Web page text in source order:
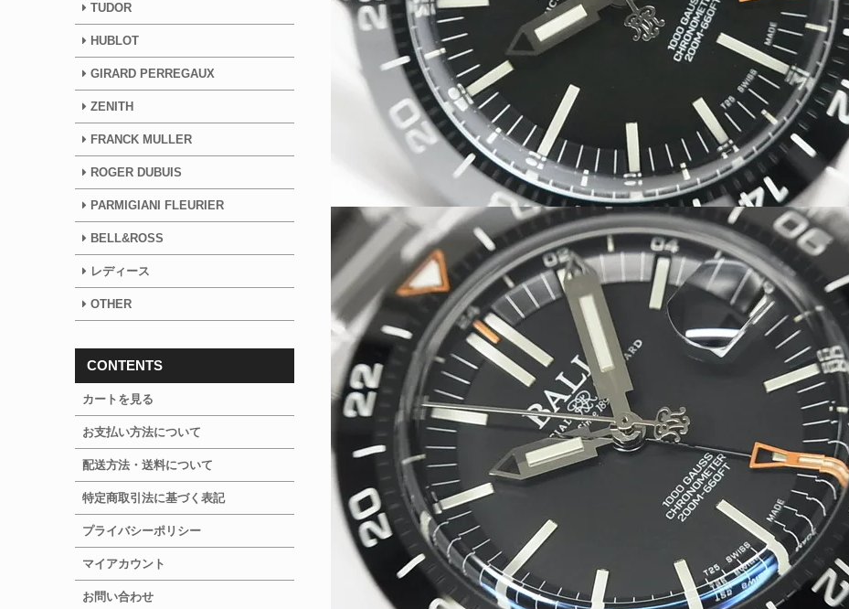
TUDOR
HUBLOT
GIRARD PERREGAUX
ZENITH
FRANCK MULLER
ROGER DUBUIS
PARMIGIANI FLEURIER
BELL&ROSS
レディース
OTHER
CONTENTS
カートを見る
お支払い方法について
配送方法・送料について
特定商取引法に基づく表記
プライバシーポリシー
マイアカウント
お問い合わせ